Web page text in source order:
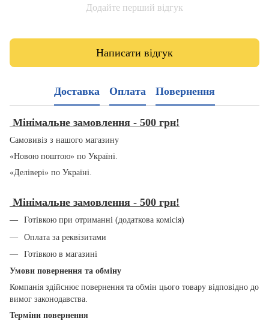
Додайте перший відгук
Написати відгук
Доставка Оплата Повернення
Мінімальне замовлення - 500 грн!
Самовивіз з нашого магазину
«Новою поштою» по Україні.
«Делівері» по Україні.
Мінімальне замовлення - 500 грн!
Готівкою при отриманні (додаткова комісія)
Оплата за реквізитами
Готівкою в магазині
Умови повернення та обміну
Компанія здійснює повернення та обмін цього товару відповідно до
вимог законодавства.
Терміни повернення